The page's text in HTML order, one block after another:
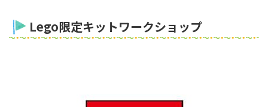
Lego限定キットワークショップ